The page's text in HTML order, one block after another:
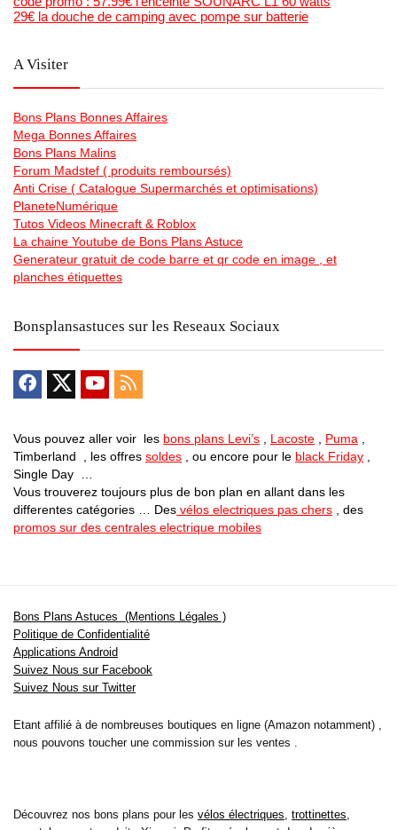
29€ la douche de camping avec pompe sur batterie
A Visiter
Bons Plans Bonnes Affaires
Mega Bonnes Affaires
Bons Plans Malins
Forum Madstef ( produits remboursés)
Anti Crise ( Catalogue Supermarchés et optimisations)
PlaneteNumérique
Tutos Videos Minecraft & Roblox
La chaine Youtube de Bons Plans Astuce
Generateur gratuit de code barre et qr code en image , et
planches étiquettes
Bonsplansastuces sur les Reseaux Sociaux
Vous pouvez aller voir les bons plans Levi’s Lacoste Puma
Timberland , les offres soldes , ou encore pour le black Friday
Single Day …
Vous trouverez toujours plus de bon plan en allant dans les
differentes catégories … Des vélos electriques pas chers , des
promos sur des centrales electrique mobiles
Bons Plans Astuces (Mentions Légales )
Politique de Confidentialité
Applications Android
Suivez Nous sur Facebook
Suivez Nous sur Twitter
Etant affilié à de nombreuses boutiques en ligne (Amazon notamment) ,
nous pouvons toucher une commission sur les ventes .
Découvrez nos bons plans pour les vélos électriques trottinettes